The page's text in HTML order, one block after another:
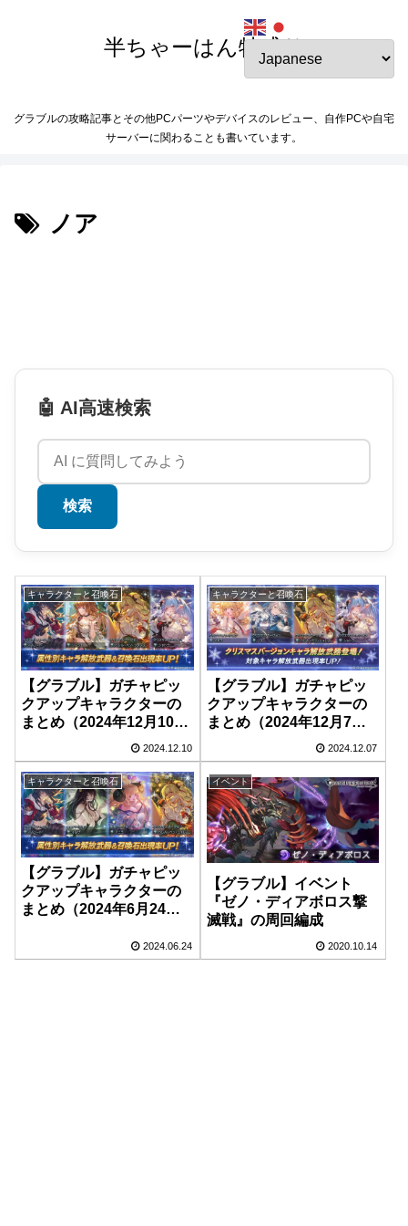
半ちゃーはん特盛り
グラブルの攻略記事とその他PCパーツやデバイスのレビュー、自作PCや自宅
サーバーに関わることも書いています。
ノア
🤖 AI高速検索
検索
キャラクターと召喚石
【グラブル】ガチャピッ
クアップキャラクターの
まとめ（2024年12月10日
2024.12.10
キャラクターと召喚石
【グラブル】ガチャピッ
クアップキャラクターの
まとめ（2024年12月7日
2024.12.07
キャラクターと召喚石
【グラブル】ガチャピッ
クアップキャラクターの
まとめ（2024年6月24日
2024.06.24
イベント
【グラブル】イベント
『ゼノ・ディアボロス撃
滅戦』の周回編成
2020.10.14